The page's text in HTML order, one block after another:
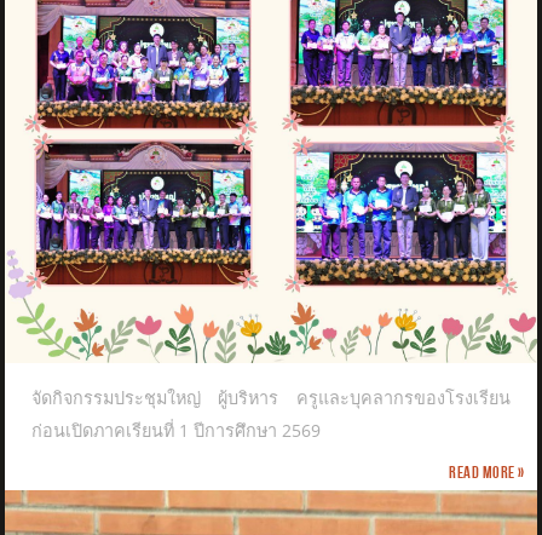
จัดกิจกรรมประชุมใหญ่ ผู้บริหาร ครูและบุคลากรของโรงเรียน
ก่อนเปิดภาคเรียนที่ 1 ปีการศึกษา 2569
Read more »